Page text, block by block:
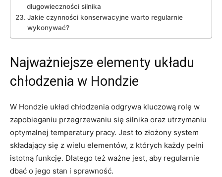
długowieczności silnika
Jakie czynności konserwacyjne⁤ warto regularnie
⁣wykonywać?
Najważniejsze elementy układu ​
chłodzenia w Hondzie
W Hondzie układ chłodzenia odgrywa kluczową ⁣rolę w
zapobieganiu przegrzewaniu się silnika oraz utrzymaniu
optymalnej temperatury pracy. Jest to złożony ⁤system
składający się z wielu elementów, z ⁤których każdy pełni
istotną funkcję. Dlatego ​też ważne jest, aby regularnie‌
dbać o ⁤jego stan i sprawność.